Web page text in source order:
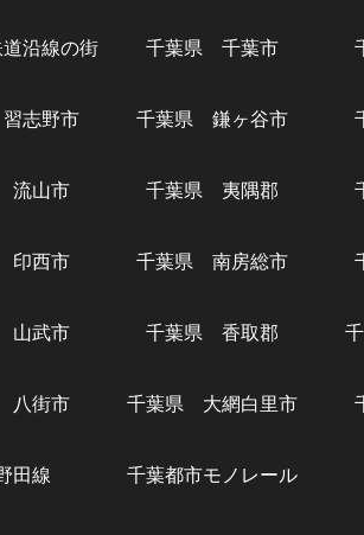
沿線の街 千葉県 千葉市
志野市 千葉県 鎌ヶ谷市
流山市 千葉県 夷隅郡
印西市 千葉県 南房総市
山武市 千葉県 香取郡
八街市 千葉県 大網白里市
田線 千葉都市モノレール